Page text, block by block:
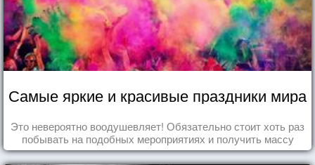
Самые яркие и красивые праздники мира
Это невероятно воодушевляет! Обязательно стоит хоть раз
побывать на подобных мероприятиях и получить массу
впечатлений!